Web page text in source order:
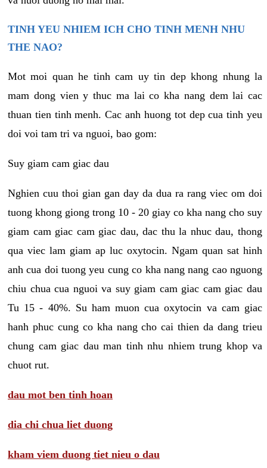
TINH YEU NHIEM ICH CHO TINH MENH NHU
THE NAO?
Mot moi quan he tinh cam uy tin dep khong nhung la
mam dong vien y thuc ma lai co kha nang dem lai cac
thuan tien tinh menh. Cac anh huong tot dep cua tinh yeu
doi voi tam tri va nguoi, bao gom:
Suy giam cam giac dau
Nghien cuu thoi gian gan day da dua ra rang viec om doi
tuong khong giong trong 10 - 20 giay co kha nang cho suy
giam cam giac cam giac dau, dac thu la nhuc dau, thong
qua viec lam giam ap luc oxytocin. Ngam quan sat hinh
anh cua doi tuong yeu cung co kha nang nang cao nguong
chiu chua cua nguoi va suy giam cam giac cam giac dau
Tu 15 - 40%. Su ham muon cua oxytocin va cam giac
hanh phuc cung co kha nang cho cai thien da dang trieu
chung cam giac dau man tinh nhu nhiem trung khop va
chuot rut.
dau mot ben tinh hoan
dia chi chua liet duong
kham viem duong tiet nieu o dau